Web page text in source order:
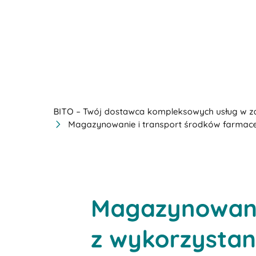
BITO – Twój dostawca kompleksowych usług w
Magazynowanie i transport środków
z